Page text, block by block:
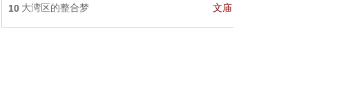
10 大湾区的整合梦 文庙